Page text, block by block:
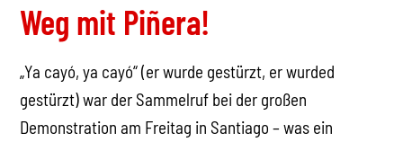
Weg mit Piñera!
„Ya cayó, ya cayó“ (er wurde gestürzt, er wurded
gestürzt) war der Sammelruf bei der großen
Demonstration am Freitag in Santiago – was ein